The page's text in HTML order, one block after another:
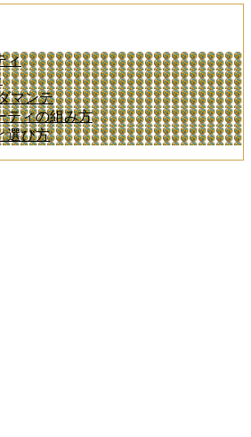
ィ
マンテ
ティの組み方
選び方